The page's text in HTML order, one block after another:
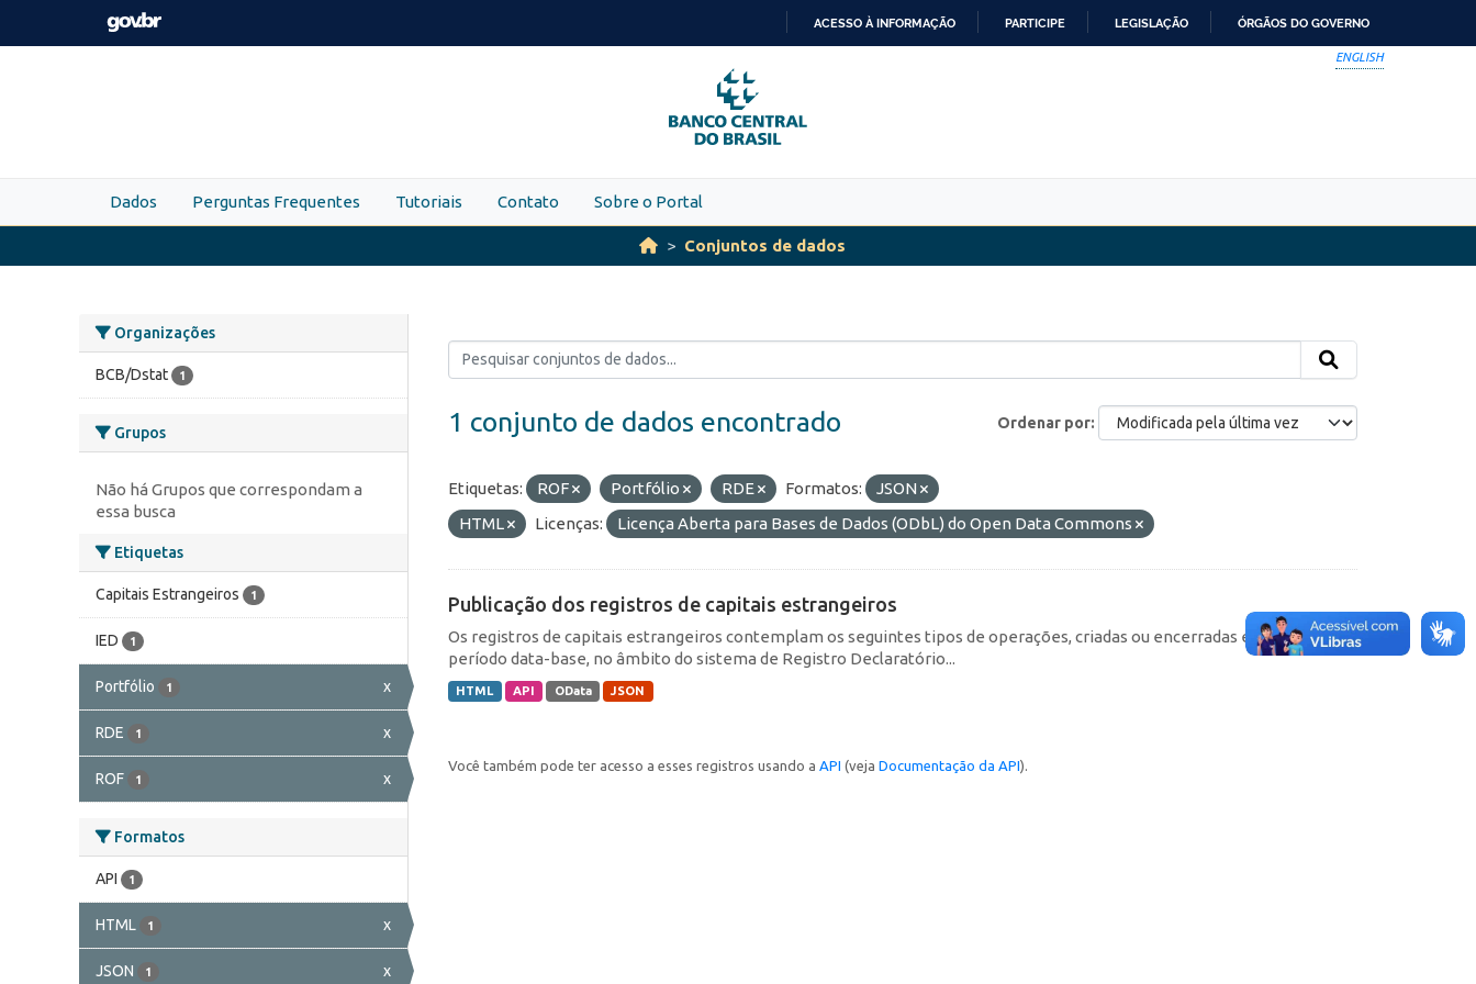
Skip to main content
PARA
O
CONTEÚDO
ACESSO À INFORMAÇÃO PARTICIPE LEGISLAÇÃO ÓRGÃOS DO GOVERNO
ENGLISH
Dados Perguntas Frequentes Tutoriais Contato Sobre o Portal
Conjuntos de dados
Organizações
BCB/Dstat 1
Grupos
Não há Grupos que correspondam a
essa busca
Etiquetas
Capitais Estrangeiros 1
IED 1
Portfólio 1 x
RDE 1 x
ROF 1 x
Formatos
API 1
HTML 1 x
JSON 1 x
Ordenar por
1 conjunto de dados encontrado
Etiquetas: ROF Portfólio RDE Formatos:
JSON
HTML
Licenças: Licença Aberta para Bases de Dados (ODbL) do Open Data Commons
Publicação dos registros de capitais estrangeiros
Os registros de capitais estrangeiros contemplam os seguintes tipos de operações, criadas ou encerradas em cada
período data-base, no âmbito do sistema de Registro Declaratório...
HTML API OData JSON
Você também pode ter acesso a esses registros usando a API (veja Documentação da API).